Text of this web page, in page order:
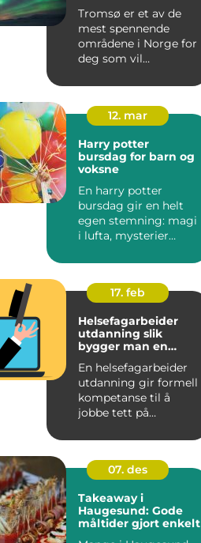
Tromsø er et av de
mest spennende
områdene i Norge for
deg som vil
rolig friluf...
12. mar
Harry potter
bursdag for barn og
voksne
En harry potter
bursdag gir en helt
egen stemning: magi
i lufta, mysterier
føl...
17. feb
Helsefagarbeider
utdanning slik
bygger man en
En helsefagarbeider
utdanning gir formell
kompetanse til å
jobbe tett på
trenger hjelp...
07. des
Takeaway i
Haugesund: Gode
måltider gjort enkelt